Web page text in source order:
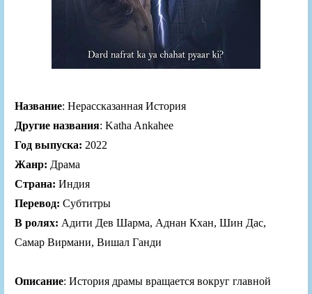
Название: Нерассказанная История
Другие названия: Katha Ankahee
Год выпуска: 2022
Жанр: Драма
Страна: Индия
Перевод: Субтитры
В ролях: Адити Дев Шарма, Аднан Кхан, Шин Дас,
Самар Вирмани, Вишал Ганди
Описание: История драмы вращается вокруг главной